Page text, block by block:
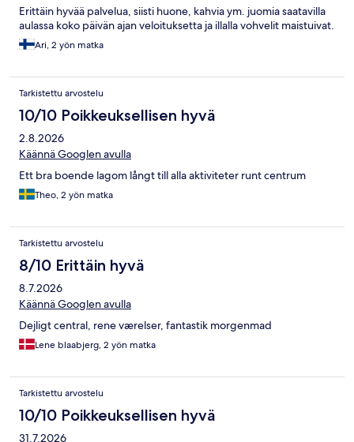
Erittäin hyvää palvelua, siisti huone, kahvia ym. juomia saatavilla
aulassa koko päivän ajan veloituksetta ja illalla vohvelit maistuivat.
Ari, 2 yön matka
Tarkistettu arvostelu
10/10 Poikkeuksellisen hyvä
2.8.2026
Käännä Googlen avulla
Ett bra boende lagom långt till alla aktiviteter runt centrum
Theo, 2 yön matka
Tarkistettu arvostelu
8/10 Erittäin hyvä
8.7.2026
Käännä Googlen avulla
Dejligt central, rene værelser, fantastik morgenmad
Lene blaabjerg, 2 yön matka
Tarkistettu arvostelu
10/10 Poikkeuksellisen hyvä
31.7.2026